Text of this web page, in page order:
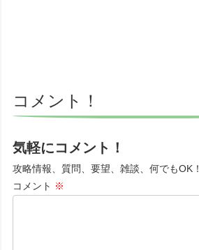
コメント！
気軽にコメント！
攻略情報、質問、要望、雑談、何でもOK！
コメント ※